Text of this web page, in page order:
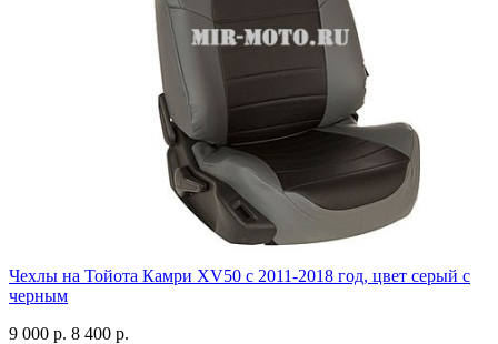
Чехлы на Тойота Камри XV50 с 2011-2018 год, цвет серый с
черным
9 000 р. 8 400 р.